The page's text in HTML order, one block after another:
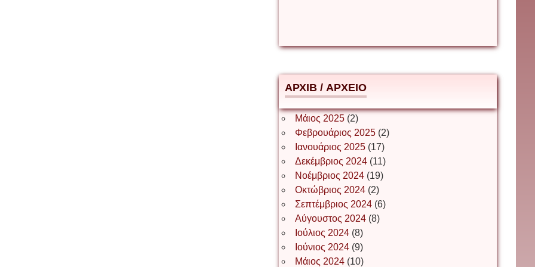
Δημήτριος Ζακοντινός
ΕΥΑΓΓΕΛΟΣ ΜΩΚΟΣ
Ιωάννης Σ. Παπαφλωράτος
АРХІВ / ΑΡΧΕΙΟ
Μάιος 2025 (2)
Φεβρουάριος 2025 (2)
Ιανουάριος 2025 (17)
Δεκέμβριος 2024 (11)
Νοέμβριος 2024 (19)
Οκτώβριος 2024 (2)
Σεπτέμβριος 2024 (6)
Αύγουστος 2024 (8)
Ιούλιος 2024 (8)
Ιούνιος 2024 (9)
Μάιος 2024 (10)